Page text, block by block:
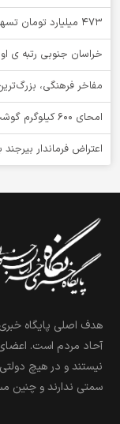
۴۷۳ میلیارد تومان تسهیلات، پشتوانه اشتغال مددجویان خراسان‌جنوبی
خراسان جنوبی رتبه ی
مفاخر فرهنگی،
امحای ۶۰۰ کیلوگرم گوشت فاسد در دانشگاه خراسان‌جنوبی
اعتراض فرماندار بیرجند
هدف اصلی پایگاه
آحاد مردم است.
نیستند و در هیچ
سمتی ندارند و چنین